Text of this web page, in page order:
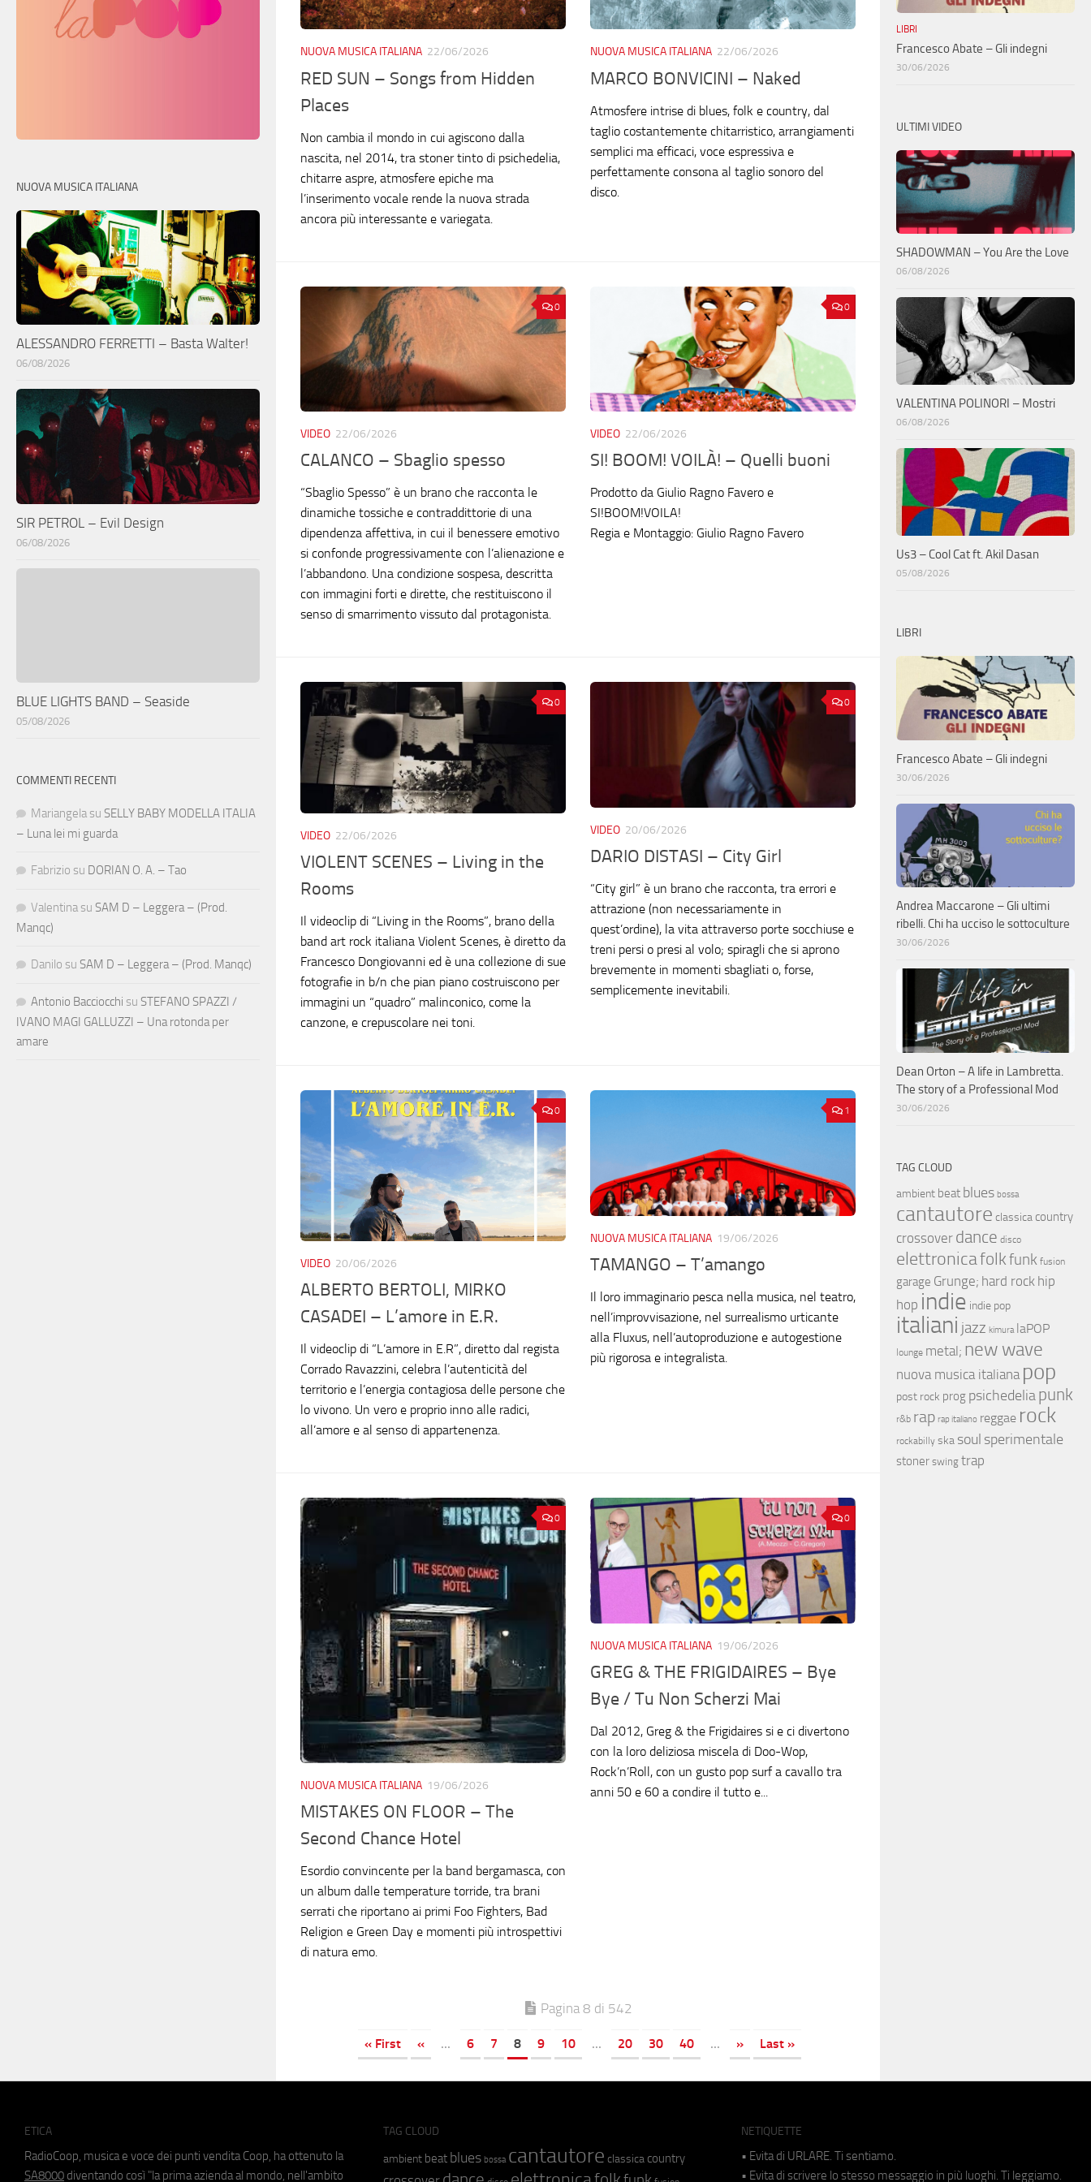
NUOVA MUSICA ITALIANA 22/06/2026
RED SUN – Songs from Hidden
Places
Non cambia il mondo in cui agiscono dalla
nascita, nel 2014, tra stoner tinto di psichedelia,
chitarre aspre, atmosfere epiche ma
l’inserimento vocale rende la nuova strada
ancora più interessante e variegata.
NUOVA MUSICA ITALIANA 22/06/2026
MARCO BONVICINI – Naked
Atmosfere intrise di blues, folk e country, dal
taglio costantemente chitarristico, arrangiamenti
semplici ma efficaci, voce espressiva e
perfettamente consona al taglio sonoro del
disco.
0
VIDEO 22/06/2026
CALANCO – Sbaglio spesso
“Sbaglio Spesso” è un brano che racconta le
dinamiche tossiche e contraddittorie di una
dipendenza affettiva, in cui il benessere emotivo
si confonde progressivamente con l’alienazione e
l’abbandono. Una condizione sospesa, descritta
con immagini forti e dirette, che restituiscono il
senso di smarrimento vissuto dal protagonista.
0
VIDEO 22/06/2026
SI! BOOM! VOILÀ! – Quelli buoni
Prodotto da Giulio Ragno Favero e
SI!BOOM!VOILA!
Regia e Montaggio: Giulio Ragno Favero
0
VIDEO 22/06/2026
VIOLENT SCENES – Living in the
Rooms
Il videoclip di “Living in the Rooms”, brano della
band art rock italiana Violent Scenes, è diretto da
Francesco Dongiovanni ed è una collezione di sue
fotografie in b/n che pian piano costruiscono per
immagini un “quadro” malinconico, come la
canzone, e crepuscolare nei toni.
0
VIDEO 20/06/2026
DARIO DISTASI – City Girl
“City girl” è un brano che racconta, tra errori e
attrazione (non necessariamente in
quest’ordine), la vita attraverso porte socchiuse e
treni persi o presi al volo; spiragli che si aprono
brevemente in momenti sbagliati o, forse,
semplicemente inevitabili.
0
VIDEO 20/06/2026
ALBERTO BERTOLI, MIRKO
CASADEI – L’amore in E.R.
Il videoclip di “L’amore in E.R”, diretto dal regista
Corrado Ravazzini, celebra l’autenticità del
territorio e l’energia contagiosa delle persone che
lo vivono. Un vero e proprio inno alle radici,
all’amore e al senso di appartenenza.
1
NUOVA MUSICA ITALIANA 19/06/2026
TAMANGO – T’amango
Il loro immaginario pesca nella musica, nel teatro,
nell’improvvisazione, nel surrealismo urticante
alla Fluxus, nell’autoproduzione e autogestione
più rigorosa e integralista.
0
NUOVA MUSICA ITALIANA 19/06/2026
MISTAKES ON FLOOR – The
Second Chance Hotel
Esordio convincente per la band bergamasca, con
un album dalle temperature torride, tra brani
serrati che riportano ai primi Foo Fighters, Bad
Religion e Green Day e momenti più introspettivi
di natura emo.
0
NUOVA MUSICA ITALIANA 19/06/2026
GREG & THE FRIGIDAIRES – Bye
Bye / Tu Non Scherzi Mai
Dal 2012, Greg & the Frigidaires si e ci divertono
con la loro deliziosa miscela di Doo-Wop,
Rock’n’Roll, con un gusto pop surf a cavallo tra
anni 50 e 60 a condire il tutto e...
Pagina 8 di 542
« First « ... 6 7 8 9 10 ... 20 30 40 ... » Last »
NUOVA MUSICA ITALIANA
ALESSANDRO FERRETTI – Basta Walter!
06/08/2026
SIR PETROL – Evil Design
06/08/2026
BLUE LIGHTS BAND – Seaside
05/08/2026
COMMENTI RECENTI
Mariangela su SELLY BABY MODELLA ITALIA
– Luna lei mi guarda
Fabrizio su DORIAN O. A. – Tao
Valentina su SAM D – Leggera – (Prod.
Manqc)
Danilo su SAM D – Leggera – (Prod. Manqc)
Antonio Bacciocchi su STEFANO SPAZZI /
IVANO MAGI GALLUZZI – Una rotonda per
amare
LIBRI
Francesco Abate – Gli indegni
30/06/2026
ULTIMI VIDEO
SHADOWMAN – You Are the Love
06/08/2026
VALENTINA POLINORI – Mostri
06/08/2026
Us3 – Cool Cat ft. Akil Dasan
05/08/2026
LIBRI
Francesco Abate – Gli indegni
30/06/2026
Andrea Maccarone – Gli ultimi
ribelli. Chi ha ucciso le sottoculture
30/06/2026
Dean Orton – A life in Lambretta.
The story of a Professional Mod
30/06/2026
TAG CLOUD
ambient beat blues bossa
cantautore classica country
crossover dance disco
elettronicafolkfunk fusion
garage Grunge; hard rock hip
hop indie indie pop
italiani jazz kimura laPOP
lounge metal; new wave
nuova musica italiana pop
post rock prog psichedeliapunk
r&b rap rap italiano reggae rock
rockabilly ska soul sperimentale
stoner swing trap
ETICA
RadioCoop, musica e voce dei punti vendita Coop, ha ottenuto la
SA8000 diventando così "la prima azienda al mondo, nell'ambito
TAG CLOUD
ambient beat blues bossa cantautore classica country
NETIQUETTE
• Evita di URLARE. Ti sentiamo.
• Evita di scrivere lo stesso messaggio in più luoghi. Ti leggiamo.